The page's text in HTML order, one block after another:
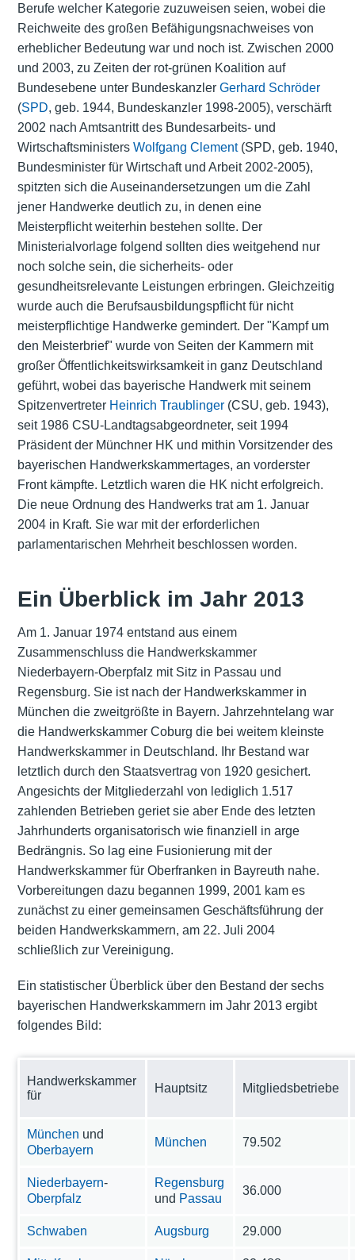
Berufe welcher Kategorie zuzuweisen seien, wobei die
Reichweite des großen Befähigungsnachweises von
erheblicher Bedeutung war und noch ist. Zwischen 2000
und 2003, zu Zeiten der rot-grünen Koalition auf
Bundesebene unter Bundeskanzler Gerhard Schröder
(SPD, geb. 1944, Bundeskanzler 1998-2005), verschärft
2002 nach Amtsantritt des Bundesarbeits- und
Wirtschaftsministers Wolfgang Clement(SPD, geb. 1940,
Bundesminister für Wirtschaft und Arbeit 2002-2005),
spitzten sich die Auseinandersetzungen um die Zahl
jener Handwerke deutlich zu, in denen eine
Meisterpflicht weiterhin bestehen sollte. Der
Ministerialvorlage folgend sollten dies weitgehend nur
noch solche sein, die sicherheits- oder
gesundheitsrelevante Leistungen erbringen. Gleichzeitig
wurde auch die Berufsausbildungspflicht für nicht
meisterpflichtige Handwerke gemindert. Der "Kampf um
den Meisterbrief" wurde von Seiten der Kammern mit
großer Öffentlichkeitswirksamkeit in ganz Deutschland
geführt, wobei das bayerische Handwerk mit seinem
Spitzenvertreter Heinrich Traublinger(CSU, geb. 1943),
seit 1986 CSU-Landtagsabgeordneter, seit 1994
Präsident der Münchner HK und mithin Vorsitzender des
bayerischen Handwerkskammertages, an vorderster
Front kämpfte. Letztlich waren die HK nicht erfolgreich.
Die neue Ordnung des Handwerks trat am 1. Januar
2004 in Kraft. Sie war mit der erforderlichen
parlamentarischen Mehrheit beschlossen worden.
Ein Überblick im Jahr 2013
Am 1. Januar 1974 entstand aus einem
Zusammenschluss die Handwerkskammer
Niederbayern-Oberpfalz mit Sitz in Passau und
Regensburg. Sie ist nach der Handwerkskammer in
München die zweitgrößte in Bayern. Jahrzehntelang war
die Handwerkskammer Coburg die bei weitem kleinste
Handwerkskammer in Deutschland. Ihr Bestand war
letztlich durch den Staatsvertrag von 1920 gesichert.
Angesichts der Mitgliederzahl von lediglich 1.517
zahlenden Betrieben geriet sie aber Ende des letzten
Jahrhunderts organisatorisch wie finanziell in arge
Bedrängnis. So lag eine Fusionierung mit der
Handwerkskammer für Oberfranken in Bayreuth nahe.
Vorbereitungen dazu begannen 1999, 2001 kam es
zunächst zu einer gemeinsamen Geschäftsführung der
beiden Handwerkskammern, am 22. Juli 2004
schließlich zur Vereinigung.
Ein statistischer Überblick über den Bestand der sechs
bayerischen Handwerkskammern im Jahr 2013 ergibt
folgendes Bild:
Handwerkskammer
für
Hauptsitz Mitgliedsbetriebe
München und
Oberbayern
München 79.502
Niederbayern-
Oberpfalz
Regensburg
und Passau
36.000
Schwaben Augsburg 29.000